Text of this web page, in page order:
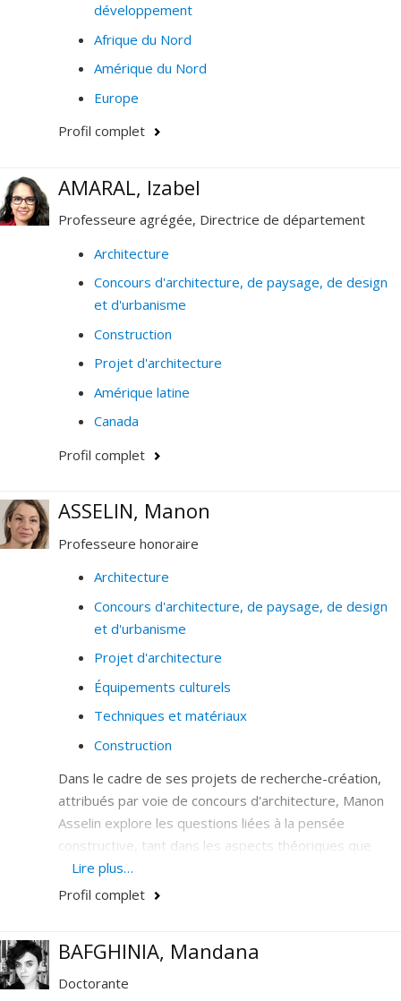
développement
Afrique du Nord
Amérique du Nord
Europe
Profil complet
AMARAL, Izabel
Professeure agrégée, Directrice de département
Architecture
Concours d'architecture, de paysage, de design
et d'urbanisme
Construction
Projet d'architecture
Amérique latine
Canada
Profil complet
ASSELIN, Manon
Professeure honoraire
Architecture
Concours d'architecture, de paysage, de design
et d'urbanisme
Projet d'architecture
Équipements culturels
Techniques et matériaux
Construction
Dans le cadre de ses projets de recherche-création,
attribués par voie de concours d'architecture, Manon
Asselin explore les questions liées à la pensée
constructive, tant dans les aspects théoriques que
pratiques, à travers une démarche d'expérimentation
technique. Cette expérimentation, qui porte sur la
en lumière le fait que le concevoir spatial et le faire
matériel ne sont pas nécessairement linéaires, mais
Lire plus…
Profil complet
BAFGHINIA, Mandana
Doctorante